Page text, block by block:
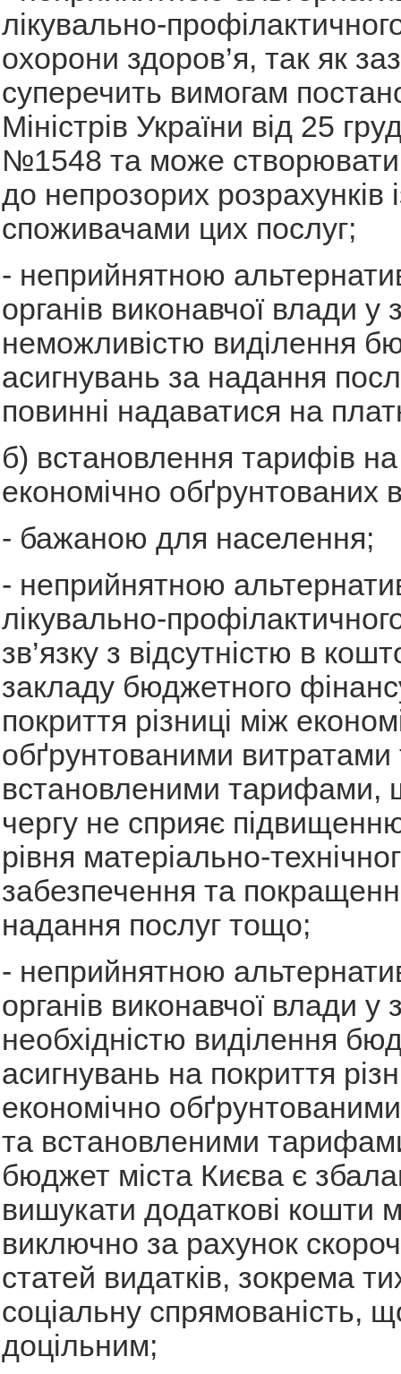
лікувально-
охорони здоров’я, так як
суперечить вимогам
Міністрів України від 25
№1548 та може
до непрозорих розрахунків
споживачами цих послуг;
- неприйнятною
органів виконавчої влади у
неможливістю виділення
асигнувань за надання
повинні надаватися на
б) встановлення тарифів на
економічно обґрунтованих
- бажаною для населення;
- неприйнятною
лікувально-
зв’язку з відсутністю в
закладу бюджетного
покриття різниці між
обґрунтованими витратами
встановленими тарифами,
чергу не сприяє
рівня матеріально-
забезпечення та
надання послуг тощо;
- неприйнятною
органів виконавчої влади у
необхідністю виділення
асигнувань на покриття
економічно
та встановленими
бюджет міста Києва є
вишукати додаткові кошти
виключно за рахунок
статей видатків, зокрема
соціальну спрямованість,
доцільним;